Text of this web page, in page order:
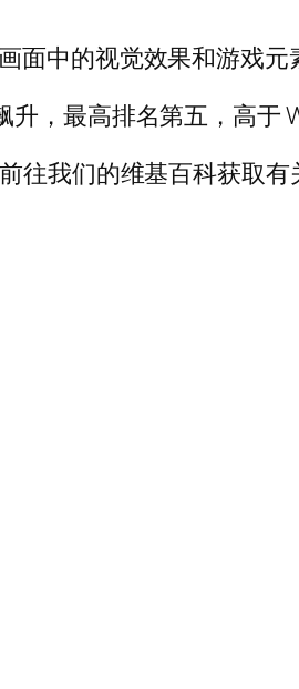
中的视觉效果和游戏元
，最高排名第五，高于
往我们的维基百科获取有